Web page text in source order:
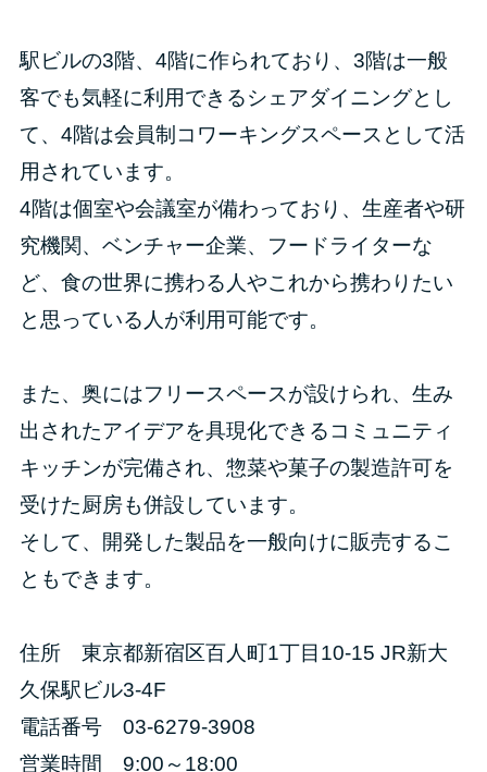
駅ビルの3階、4階に作られており、3階は一般
客でも気軽に利用できるシェアダイニングとし
て、4階は会員制コワーキングスペースとして活
用されています。
4階は個室や会議室が備わっており、生産者や研
究機関、ベンチャー企業、フードライターな
ど、食の世界に携わる人やこれから携わりたい
と思っている人が利用可能です。
また、奥にはフリースペースが設けられ、生み
出されたアイデアを具現化できるコミュニティ
キッチンが完備され、惣菜や菓子の製造許可を
受けた厨房も併設しています。
そして、開発した製品を一般向けに販売するこ
ともできます。
住所 東京都新宿区百人町1丁目10-15 JR新大
久保駅ビル3-4F
電話番号 03-6279-3908
営業時間 9:00～18:00